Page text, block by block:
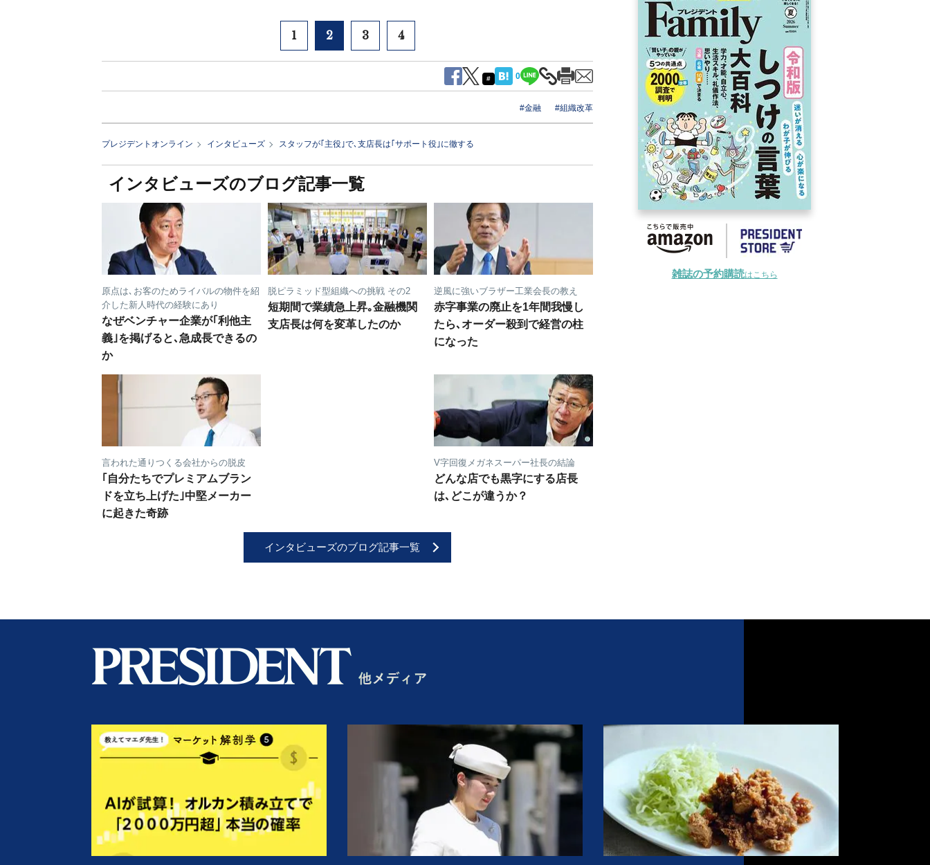
1 2 3 4
# 0
#金融 #組織改革
プレジデントオンライン インタビューズ スタッフが｢主役｣で､支店長は｢サポート役｣に徹する
インタビューズのブログ記事一覧
原点は､お客のためライバルの物件を紹
介した新人時代の経験にあり
なぜベンチャー企業が｢利他主
義｣を掲げると､急成長できるの
か
脱ピラミッド型組織への挑戦 その2
短期間で業績急上昇｡金融機関
支店長は何を変革したのか
逆風に強いブラザー工業会長の教え
赤字事業の廃止を1年間我慢し
たら､オーダー殺到で経営の柱
になった
言われた通りつくる会社からの脱皮
｢自分たちでプレミアムブラン
ドを立ち上げた｣中堅メーカー
に起きた奇跡
V字回復メガネスーパー社長の結論
どんな店でも黒字にする店長
は､どこが違うか？
インタビューズのブログ記事一覧
雑誌の予約購読はこちら